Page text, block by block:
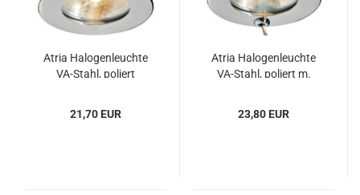
Atria Ha­lo­gen­leuch­te
VA-​Stahl, po­liert
21,70 EUR
Atria Ha­lo­gen­leuch­te
VA-​Stahl, po­liert m.
23,80 EUR